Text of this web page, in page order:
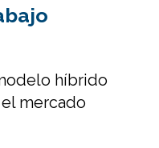
híbrido
mercado